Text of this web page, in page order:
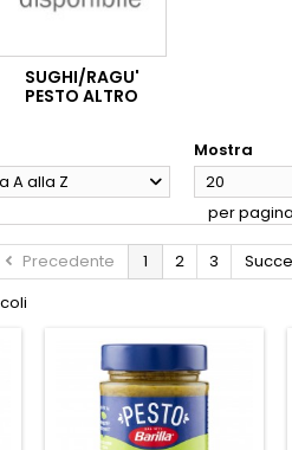
SUGHI/RAGU'
PESTO ALTRO
A alla Z
Mostra
20
per pagina
Precedente 1 2 3